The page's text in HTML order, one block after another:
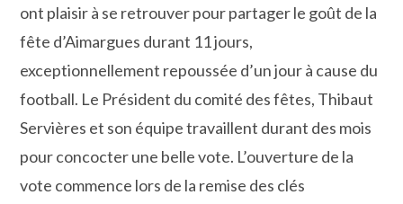
ont plaisir à se retrouver pour partager le goût de la
fête d’Aimargues durant 11 jours,
exceptionnellement repoussée d’un jour à cause du
football. Le Président du comité des fêtes, Thibaut
Servières et son équipe travaillent durant des mois
pour concocter une belle vote. L’ouverture de la
vote commence lors de la remise des clés